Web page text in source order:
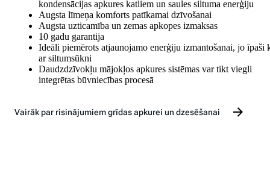
kondensācijas apkures katliem un saules siltuma enerģiju
Augsta līmeņa komforts patīkamai dzīvošanai
Augsta uzticamība un zemas apkopes izmaksas
10 gadu garantija
Ideāli piemērots atjaunojamo enerģiju izmantošanai, jo īpaši
ar siltumsūkni
Daudzdzīvokļu mājokļos apkures sistēmas var tikt viegli
integrētas būvniecības procesā
Vairāk par risinājumiem grīdas apkurei un dzesēšanai